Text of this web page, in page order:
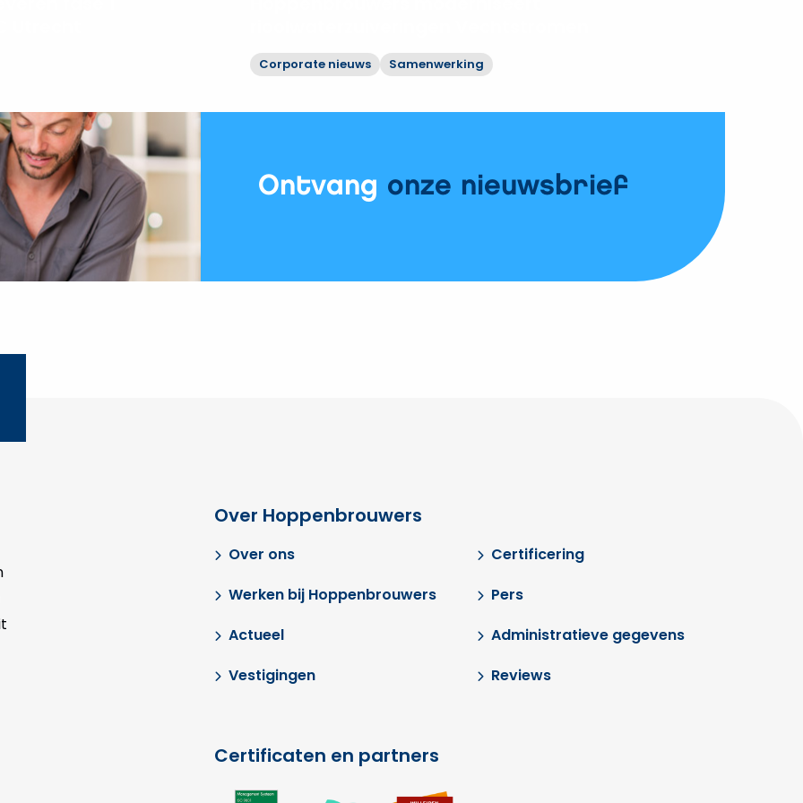
Corporate nieuws Samenwerking
Hoppenbrouwers
Vechtstromen
Ontvang onze nieuwsbrief
Over Hoppenbrouwers
Over ons
Werken bij Hoppenbrouwers
Actueel
Vestigingen
Certificering
Pers
Administratieve gegevens
Reviews
Certificaten en partners